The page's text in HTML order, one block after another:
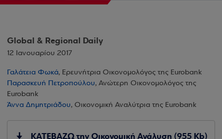
Global & Regional Daily
12 Ιανουαρίου 2017
Γαλάτεια Φωκά, Ερευνήτρια Οικονομολόγος της Eurobank
Παρασκευή Πετροπούλου, Ανώτερη Οικονομολόγος της
Eurobank
Άννα Δημητριάδου, Οικονομική Αναλύτρια της Eurobank
ΚΑΤΕΒΑΖΩ την Οικονομική Ανάλυση (955 Kb)